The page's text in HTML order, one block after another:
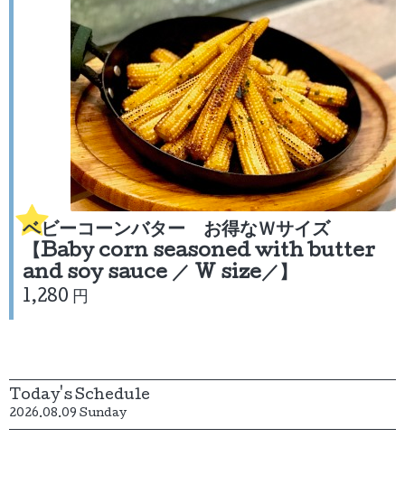
ベビーコーンバター お得なＷサイズ
【Baby corn seasoned with butter
and soy sauce ／ W size／】
1,280 円
Today's Schedule
2026.08.09 Sunday